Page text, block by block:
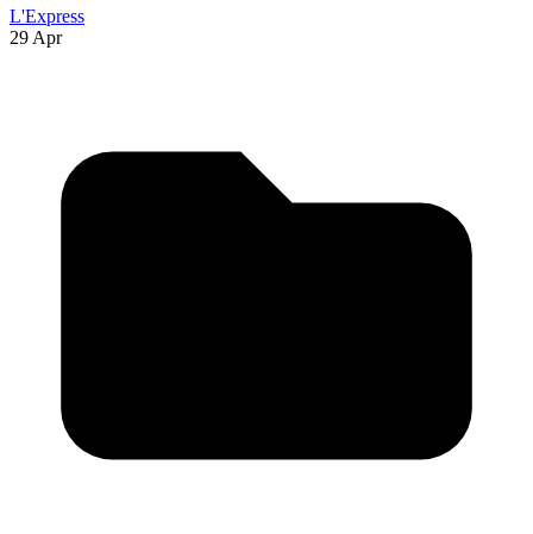
L'Express
29 Apr